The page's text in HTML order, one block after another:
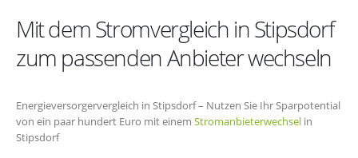
Mit dem Stromvergleich in Stipsdorf
zum passenden Anbieter wechseln
Energieversorgervergleich in Stipsdorf – Nutzen Sie Ihr Sparpotential
von ein paar hundert Euro mit einem Stromanbieterwechsel in
Stipsdorf